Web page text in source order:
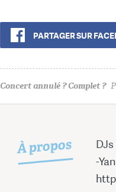
PARTAGER SUR
Concert annulé ? Complet ?
À propos
DJs
-